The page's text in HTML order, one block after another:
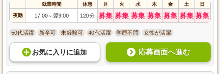
就業時間 休憩 月 火 水 木 金 土 日
夜勤 17:00～ 翌9:00 120分 募集 募集 募集 募集 募集 募集 募集
50代活躍 新卒可 未経験可 40代活躍 学歴不問 女性が活躍
お気に入り に追加 応募画面へ進む